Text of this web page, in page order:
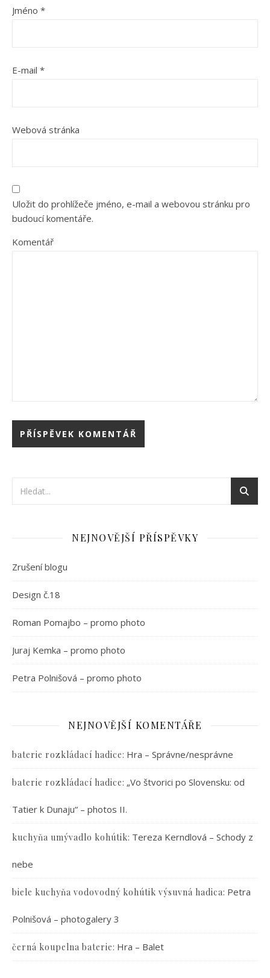
Jméno *
E-mail *
Webová stránka
Uložit do prohlížeče jméno, e-mail a webovou stránku pro
budoucí komentáře.
Komentář
NEJNOVĚJŠÍ PŘÍSPĚVKY
Zrušení blogu
Design č.18
Roman Pomajbo – promo photo
Juraj Kemka – promo photo
Petra Polnišová – promo photo
NEJNOVĚJŠÍ KOMENTÁŘE
baterie rozkládací hadice: Hra – Správne/nesprávne
baterie rozkládací hadice: „Vo štvorici po Slovensku: od
Tatier k Dunaju“ – photos II.
kuchyňa umývadlo kohútik: Tereza Kerndlová – Schody z
nebe
biele kuchyňa vodovodný kohútik výsuvná hadica: Petra
Polnišová – photogalery 3
černá koupelna baterie: Hra – Balet